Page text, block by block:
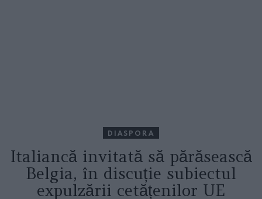
DIASPORA
Italiancă invitată să părăsească
Belgia, în discuție subiectul
expulzării cetățenilor UE